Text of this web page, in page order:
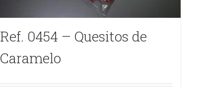
Ref. 0454 – Quesitos de
Caramelo